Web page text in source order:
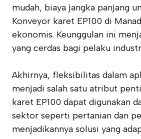
mudah, biaya jangka panjang
Konveyor karet EP100 di
ekonomis. Keunggulan ini
yang cerdas bagi pelaku
Akhirnya, fleksibilitas dalam
menjadi salah satu atribut
karet EP100 dapat digunakan
sektor seperti pertanian dan
menjadikannya solusi yang